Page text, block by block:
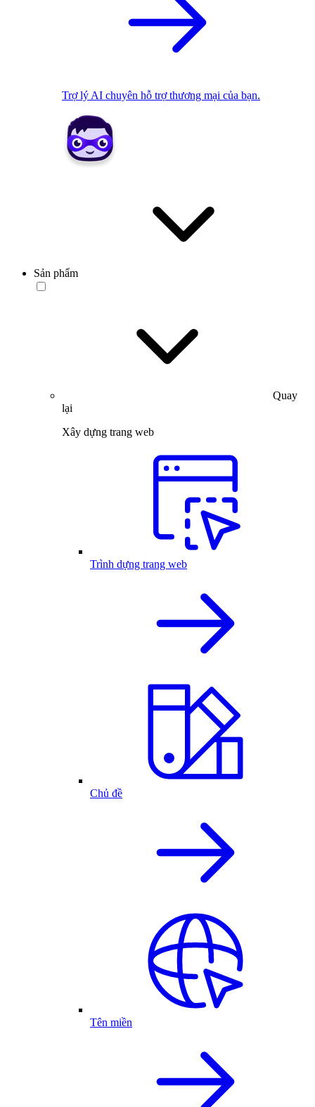
Trợ lý AI chuyên hỗ trợ thương mại của bạn.
Sản phẩm
Quay
lại
Xây dựng trang web
Trình dựng trang web
Chủ đề
Tên miền